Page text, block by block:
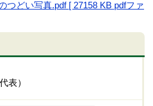
つどい写真.pdf [ 27158 KB pdfファ
表）